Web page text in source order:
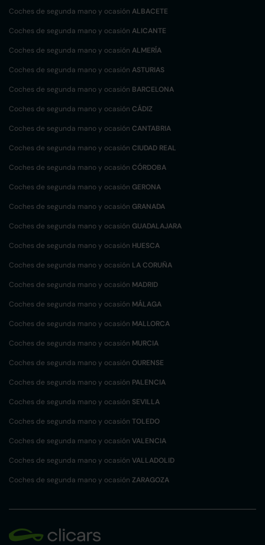
Coches de segunda mano y ocasión ALBACETE
Coches de segunda mano y ocasión ALICANTE
Coches de segunda mano y ocasión ALMERÍA
Coches de segunda mano y ocasión ASTURIAS
Coches de segunda mano y ocasión BARCELONA
Coches de segunda mano y ocasión CÁDIZ
Coches de segunda mano y ocasión CANTABRIA
Coches de segunda mano y ocasión CIUDAD REAL
Coches de segunda mano y ocasión CÓRDOBA
Coches de segunda mano y ocasión GERONA
Coches de segunda mano y ocasión GRANADA
Coches de segunda mano y ocasión GUADALAJARA
Coches de segunda mano y ocasión HUESCA
Coches de segunda mano y ocasión LA CORUÑA
Coches de segunda mano y ocasión MADRID
Coches de segunda mano y ocasión MÁLAGA
Coches de segunda mano y ocasión MALLORCA
Coches de segunda mano y ocasión MURCIA
Coches de segunda mano y ocasión OURENSE
Coches de segunda mano y ocasión PALENCIA
Coches de segunda mano y ocasión SEVILLA
Coches de segunda mano y ocasión TOLEDO
Coches de segunda mano y ocasión VALENCIA
Coches de segunda mano y ocasión VALLADOLID
Coches de segunda mano y ocasión ZARAGOZA